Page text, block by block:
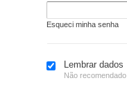
Esqueci minha senha
Lembrar dados
Não